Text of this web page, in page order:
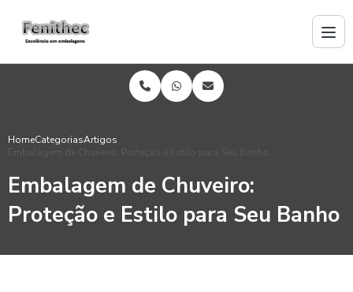
HomeCategoriasArtigos
Embalagem de Chuveiro: Proteção e Estilo para Seu Banho
Embalagem de Chuveiro:
Proteção e Estilo para Seu Banho